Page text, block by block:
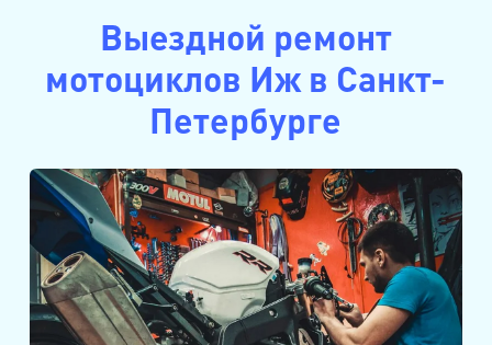
Выездной ремонт
мотоциклов Иж в Санкт-
Петербурге